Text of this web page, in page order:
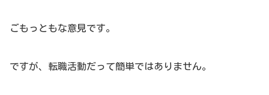
ごもっともな意見です。
ですが、転職活動だって簡単ではありません。